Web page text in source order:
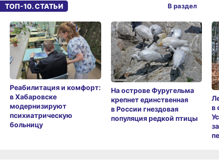
ТОП-10. СТАТЬИ
Реабилитация и комфорт:
в Хабаровске
модернизируют
психиатрическую
больницу
На острове Фуругельма
крепнет единственная
в России гнездовая
популяция редкой птицы
в
В раздел